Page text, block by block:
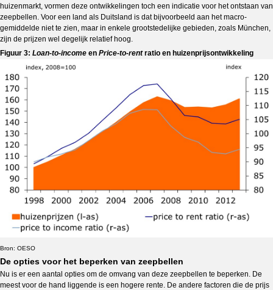
huizenmarkt, vormen deze ontwikkelingen toch een indicatie voor het ontstaan van
zeepbellen. Voor een land als Duitsland is dat bijvoorbeeld aan het macro-
gemiddelde niet te zien, maar in enkele grootstedelijke gebieden, zoals München,
zijn de prijzen wel degelijk relatief hoog.
Figuur 3: Loan-to-income en Price-to-rentratio en huizenprijsontwikkeling
Bron: OESO
De opties voor het beperken van zeepbellen
Nu is er een aantal opties om de omvang van deze zeepbellen te beperken. De
meest voor de hand liggende is een hogere rente. De andere factoren die de prijs